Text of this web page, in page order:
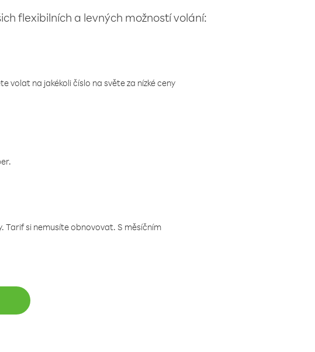
flexibilních a levných možností volání:
volat na jakékoli číslo na světe za nízké ceny
Tarif si nemusíte obnovovat. S měsíčním